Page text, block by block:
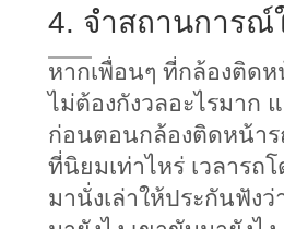
4. จำสถานการณ์
หากเพื่อนๆ ที่กล้องติด
ไม่ต้องกังวลอะไรมาก
ก่อนตอนกล้องติดหน้าร
ที่นิยมเท่าไหร่ เวลารถ
มานั่งเล่าให้ประกันฟัง